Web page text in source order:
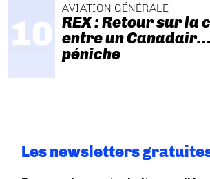
AVIATION GÉNÉRALE
REX : Retour sur la
entre un
péniche
Les newsletters